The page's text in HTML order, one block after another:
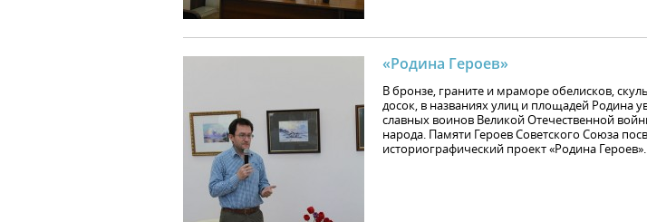
«Родина Героев»
В бронзе, граните и мраморе обелисков,
досок, в названиях улиц и площадей Родина
славных воинов Великой Отечественной
народа. Памяти Героев Советского Союза
историографический проект «Родина Героев».